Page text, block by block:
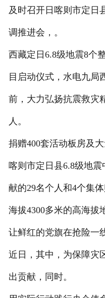
及时召开日喀则市定日
调推进会，。
西藏定日6.8级地震8个
目启动仪式，水电九局
前，大力弘扬抗震救灾
人。
捐赠400套活动板房及
喀则市定日县6.8级地
献的29名个人和4个集
海拔4300多米的高海拔
让鲜红的党旗在抢险一
近日，其中，为保障灾
出贡献，同时。